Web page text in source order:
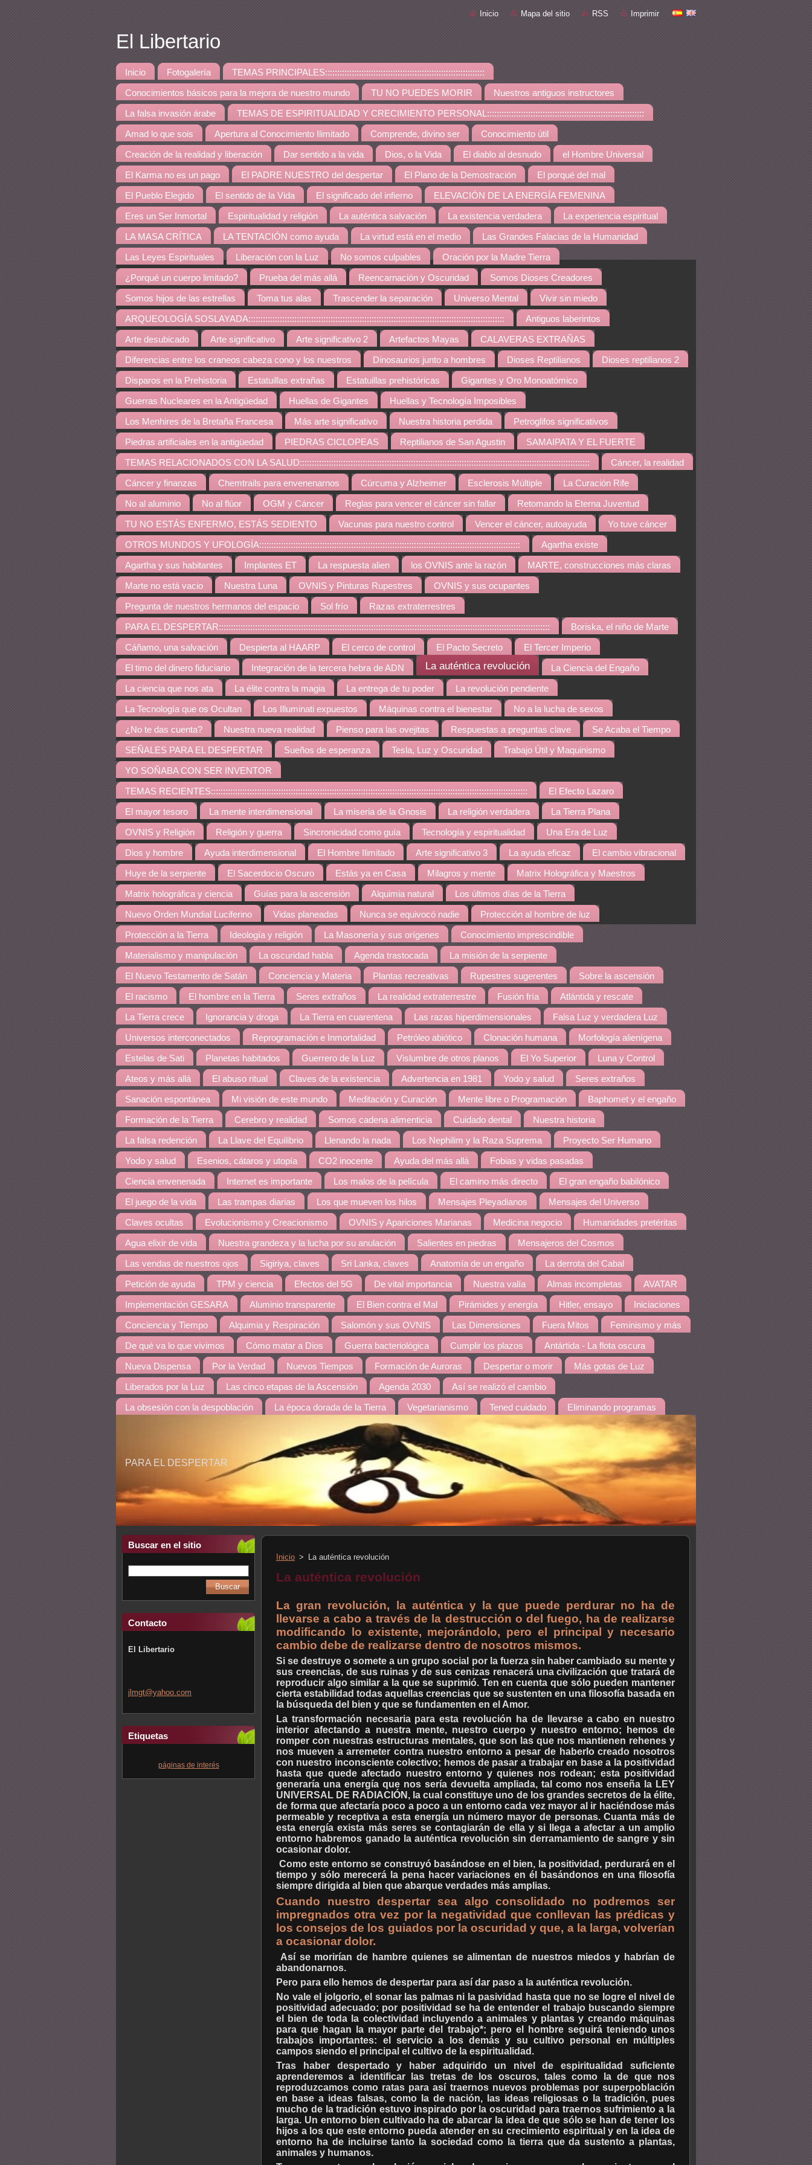
Inicio Mapa del sitio RSS Imprimir
El Libertario
Inicio Fotogalería TEMAS PRINCIPALES::::::::::::::::::::::::::::::::::::::::::::::::::::::::::::::::::
Conocimientos básicos para la mejora de nuestro mundo TU NO PUEDES MORIR Nuestros antiguos instructores
La falsa invasión árabe TEMAS DE ESPIRITUALIDAD Y CRECIMIENTO PERSONAL:::::::::::::::::::::::::::::::::::::::::::::::::::::::::::::::::
Amad lo que sois Apertura al Conocimiento Ilimitado Comprende, divino ser Conocimiento útil
Creación de la realidad y liberación Dar sentido a la vida Dios, o la Vida El diablo al desnudo el Hombre Universal
El Karma no es un pago El PADRE NUESTRO del despertar El Plano de la Demostración El porqué del mal
El Pueblo Elegido El sentido de la Vida El significado del infierno ELEVACIÓN DE LA ENERGÍA FEMENINA
Eres un Ser Inmortal Espiritualidad y religión La auténtica salvación La existencia verdadera La experiencia espiritual
LA MASA CRÍTICA LA TENTACIÓN como ayuda La virtud está en el medio Las Grandes Falacias de la Humanidad
Las Leyes Espirituales Liberación con la Luz No somos culpables Oración por la Madre Tierra
¿Porqué un cuerpo limitado? Prueba del más allá Reencarnación y Oscuridad Somos Dioses Creadores
Somos hijos de las estrellas Toma tus alas Trascender la separación Universo Mental Vivir sin miedo
ARQUEOLOGÍA SOSLAYADA:::::::::::::::::::::::::::::::::::::::::::::::::::::::::::::::::::::::::::::::::::::::::::::::::::::::::: Antiguos laberintos
Arte desubicado Arte significativo Arte significativo 2 Artefactos Mayas CALAVERAS EXTRAÑAS
Diferencias entre los craneos cabeza cono y los nuestros Dinosaurios junto a hombres Dioses Reptilianos Dioses reptilianos 2
Disparos en la Prehistoria Estatuillas extrañas Estatuillas prehistóricas Gigantes y Oro Monoatómico
Guerras Nucleares en la Antigüedad Huellas de Gigantes Huellas y Tecnología Imposibles
Los Menhires de la Bretaña Francesa Más arte significativo Nuestra historia perdida Petroglifos significativos
Piedras artificiales en la antigüedad PIEDRAS CICLOPEAS Reptilianos de San Agustin SAMAIPATA Y EL FUERTE
TEMAS RELACIONADOS CON LA SALUD:::::::::::::::::::::::::::::::::::::::::::::::::::::::::::::::::::::::::::::::::::::::::::::::::::::::::::::::::::::::: Cáncer, la realidad
Cáncer y finanzas Chemtrails para envenenarnos Cúrcuma y Alzheimer Esclerosis Múltiple La Curación Rife
No al aluminio No al flúor OGM y Cáncer Reglas para vencer el cáncer sin fallar Retomando la Eterna Juventud
TU NO ESTÁS ENFERMO, ESTÁS SEDIENTO Vacunas para nuestro control Vencer el cáncer, autoayuda Yo tuve cáncer
OTROS MUNDOS Y UFOLOGÍA:::::::::::::::::::::::::::::::::::::::::::::::::::::::::::::::::::::::::::::::::::::::::::::::::::::::::::: Agartha existe
Agartha y sus habitantes Implantes ET La respuesta alien los OVNIS ante la razón MARTE, construcciones más claras
Marte no está vacio Nuestra Luna OVNIS y Pinturas Rupestres OVNIS y sus ocupantes
Pregunta de nuestros hermanos del espacio Sol frío Razas extraterrestres
PARA EL DESPERTAR::::::::::::::::::::::::::::::::::::::::::::::::::::::::::::::::::::::::::::::::::::::::::::::::::::::::::::::::::::::::::::::::::::::::: Boriska, el niño de Marte
Cáñamo, una salvación Despierta al HAARP El cerco de control El Pacto Secreto El Tercer Imperio
El timo del dinero fiduciario Integración de la tercera hebra de ADN La auténtica revolución La Ciencia del Engaño
La ciencia que nos ata La élite contra la magia La entrega de tu poder La revolución pendiente
La Tecnología que os Ocultan Los Illuminati expuestos Máquinas contra el bienestar No a la lucha de sexos
¿No te das cuenta? Nuestra nueva realidad Pienso para las ovejitas Respuestas a preguntas clave Se Acaba el Tiempo
SEÑALES PARA EL DESPERTAR Sueños de esperanza Tesla, Luz y Oscuridad Trabajo Útil y Maquinismo
YO SOÑABA CON SER INVENTOR
TEMAS RECIENTES::::::::::::::::::::::::::::::::::::::::::::::::::::::::::::::::::::::::::::::::::::::::::::::::::::::::::::::::::::::::::::::::::: El Efecto Lazaro
El mayor tesoro La mente interdimensional La miseria de la Gnosis La religión verdadera La Tierra Plana
OVNIS y Religión Religión y guerra Sincronicidad como guía Tecnología y espiritualidad Una Era de Luz
Dios y hombre Ayuda interdimensional El Hombre Ilimitado Arte significativo 3 La ayuda eficaz El cambio vibracional
Huye de la serpiente El Sacerdocio Oscuro Estás ya en Casa Milagros y mente Matrix Holográfica y Maestros
Matrix holográfica y ciencia Guías para la ascensión Alquimia natural Los últimos días de la Tierra
Nuevo Orden Mundial Luciferino Vidas planeadas Nunca se equivocó nadie Protección al hombre de luz
Protección a la Tierra Ideología y religión La Masonería y sus orígenes Conocimiento imprescindible
Materialismo y manipulación La oscuridad habla Agenda trastocada La misión de la serpiente
El Nuevo Testamento de Satán Conciencia y Materia Plantas recreativas Rupestres sugerentes Sobre la ascensión
El racismo El hombre en la Tierra Seres extraños La realidad extraterrestre Fusión fría Atlántida y rescate
La Tierra crece Ignorancia y droga La Tierra en cuarentena Las razas hiperdimensionales Falsa Luz y verdadera Luz
Universos interconectados Reprogramación e Inmortalidad Petróleo abiótico Clonación humana Morfología alienígena
Estelas de Sati Planetas habitados Guerrero de la Luz Vislumbre de otros planos El Yo Superior Luna y Control
Ateos y más allá El abuso ritual Claves de la existencia Advertencia en 1981 Yodo y salud Seres extraños
Sanación espontánea Mi visión de este mundo Meditación y Curación Mente libre o Programación Baphomet y el engaño
Formación de la Tierra Cerebro y realidad Somos cadena alimenticia Cuidado dental Nuestra historia
La falsa redención La Llave del Equilibrio Llenando la nada Los Nephilim y la Raza Suprema Proyecto Ser Humano
Yodo y salud Esenios, cátaros y utopía CO2 inocente Ayuda del más allá Fobias y vidas pasadas
Ciencia envenenada Internet es importante Los malos de la película El camino más directo El gran engaño babilónico
El juego de la vida Las trampas diarias Los que mueven los hilos Mensajes Pleyadianos Mensajes del Universo
Claves ocultas Evolucionismo y Creacionismo OVNIS y Apariciones Marianas Medicina negocio Humanidades pretéritas
Agua elixir de vida Nuestra grandeza y la lucha por su anulación Salientes en piedras Mensajeros del Cosmos
Las vendas de nuestros ojos Sigiriya, claves Sri Lanka, claves Anatomía de un engaño La derrota del Cabal
Petición de ayuda TPM y ciencia Efectos del 5G De vital importancia Nuestra valía Almas incompletas AVATAR
Implementación GESARA Aluminio transparente El Bien contra el Mal Pirámides y energía Hitler, ensayo Iniciaciones
Conciencia y Tiempo Alquimia y Respiración Salomón y sus OVNIS Las Dimensiones Fuera Mitos Feminismo y más
De qué va lo que vivimos Cómo matar a Dios Guerra bacteriológica Cumplir los plazos Antártida - La flota oscura
Nueva Dispensa Por la Verdad Nuevos Tiempos Formación de Auroras Despertar o morir Más gotas de Luz
Liberados por la Luz Las cinco etapas de la Ascensión Agenda 2030 Así se realizó el cambio
La obsesión con la despoblación La época dorada de la Tierra Vegetarianismo Tened cuidado Eliminando programas
PARA EL DESPERTAR
Buscar en el sitio
Contacto
El Libertario
jlmgt@yahoo.com
Etiquetas
páginas de interés
Inicio > La auténtica revolución
La auténtica revolución
La gran revolución, la auténtica y la que puede perdurar no ha de
llevarse a cabo a través de la destrucción o del fuego, ha de realizarse
modificando lo existente, mejorándolo, pero el principal y necesario
cambio debe de realizarse dentro de nosotros mismos.
Si se destruye o somete a un grupo social por la fuerza sin haber cambiado su mente y
sus creencias, de sus ruinas y de sus cenizas renacerá una civilización que tratará de
reproducir algo similar a la que se suprimió. Ten en cuenta que sólo pueden mantener
cierta estabilidad todas aquellas creencias que se sustenten en una filosofía basada en
la búsqueda del bien y que se fundamenten en el Amor.
La transformación necesaria para esta revolución ha de llevarse a cabo en nuestro
interior afectando a nuestra mente, nuestro cuerpo y nuestro entorno; hemos de
romper con nuestras estructuras mentales, que son las que nos mantienen rehenes y
nos mueven a arremeter contra nuestro entorno a pesar de haberlo creado nosotros
con nuestro inconsciente colectivo; hemos de pasar a trabajar en base a la positividad
hasta que quede afectado nuestro entorno y quienes nos rodean; esta positividad
generaría una energía que nos sería devuelta ampliada, tal como nos enseña la LEY
UNIVERSAL DE RADIACIÓN, la cual constituye uno de los grandes secretos de la élite,
de forma que afectaría poco a poco a un entorno cada vez mayor al ir haciéndose más
permeable y receptiva a esta energía un número mayor de personas. Cuanta más de
esta energía exista más seres se contagiarán de ella y si llega a afectar a un amplio
entorno habremos ganado la auténtica revolución sin derramamiento de sangre y sin
ocasionar dolor.
Como este entorno se construyó basándose en el bien, la positividad, perdurará en el
tiempo y sólo merecerá la pena hacer variaciones en él basándonos en una filosofía
siempre dirigida al bien que abarque verdades más amplias.
Cuando nuestro despertar sea algo consolidado no podremos ser
impregnados otra vez por la negatividad que conllevan las prédicas y
los consejos de los guiados por la oscuridad y que, a la larga, volverían
a ocasionar dolor.
Así se morirían de hambre quienes se alimentan de nuestros miedos y habrían de
abandonarnos.
Pero para ello hemos de despertar para así dar paso a la auténtica revolución.
No vale el jolgorio, el sonar las palmas ni la pasividad hasta que no se logre el nivel de
positividad adecuado; por positividad se ha de entender el trabajo buscando siempre
el bien de toda la colectividad incluyendo a animales y plantas y creando máquinas
para que hagan la mayor parte del trabajo*; pero el hombre seguirá teniendo unos
trabajos importantes: el servicio a los demás y su cultivo personal en múltiples
campos siendo el principal el cultivo de la espiritualidad.
Tras haber despertado y haber adquirido un nivel de espiritualidad suficiente
aprenderemos a identificar las tretas de los oscuros, tales como la de que nos
reproduzcamos como ratas para así traernos nuevos problemas por superpoblación
en base a ideas falsas, como la de nación, las ideas religiosas o la tradición, pues
mucho de la tradición estuvo inspirado por la oscuridad para traernos sufrimiento a la
larga. Un entorno bien cultivado ha de abarcar la idea de que sólo se han de tener los
hijos a los que este entorno pueda atender en su crecimiento espiritual y en la idea de
entorno ha de incluirse tanto la sociedad como la tierra que da sustento a plantas,
animales y humanos.